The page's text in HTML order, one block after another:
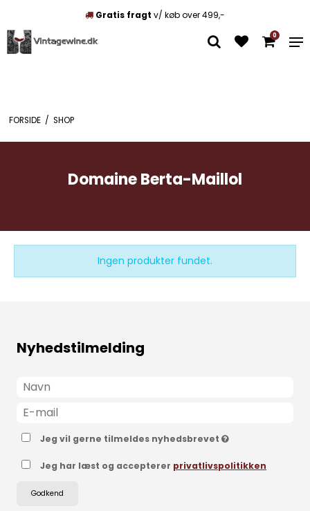
Gratis fragt v/ køb over 499,-
0
FORSIDE / SHOP
Domaine Berta-Maillol
Ingen produkter fundet.
Nyhedstilmelding
Jeg vil gerne tilmeldes nyhedsbrevet
Jeg har læst og accepterer privatlivspolitikken
Godkend